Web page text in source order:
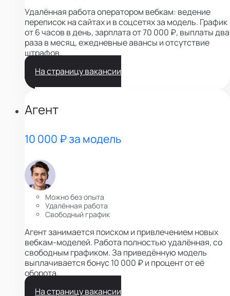
Удалённая работа оператором вебкам: ведение
переписок на сайтах и в соцсетях за модель. График
от 6 часов в день, зарплата от 70 000 ₽, выплаты два
раза в месяц, ежедневные авансы и отсутствие
штрафов.
На страницу вакансии
Агент
10 000 ₽ за модель
Можно без опыта
Удалённая работа
Свободный график
Агент занимается поиском и привлечением новых
вебкам-моделей. Работа полностью удалённая, со
свободным графиком. За приведённую модель
выплачивается бонус 10 000 ₽ и процент от её
оборота.
На страницу вакансии